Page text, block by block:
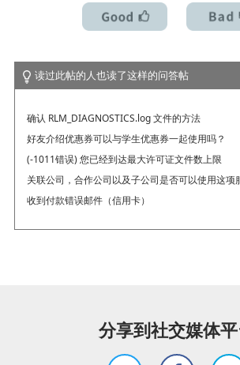
读过此帖的人也读了这样的问答帖
确认 RLM_DIAGNOSTICS.log 文件的方法
好友介绍优惠券可以与学生优惠券一起使用吗？
(-1011错误) 您已经到达最大许可证文件数上限
关联公司，合作公司以及子公司是否可以使用这项
收到付款错误邮件（信用卡）
分享到社交媒体